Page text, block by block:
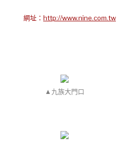
網址： http://www.nine.com.tw
▲九族大門口